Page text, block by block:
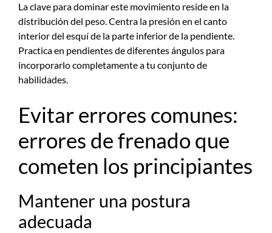
La clave para dominar este movimiento reside en la
distribución del peso. Centra la presión en el canto
interior del esquí de la parte inferior de la pendiente.
Practica en pendientes de diferentes ángulos para
incorporarlo completamente a tu conjunto de
habilidades.
Evitar errores comunes:
errores de frenado que
cometen los principiantes
Mantener una postura
adecuada